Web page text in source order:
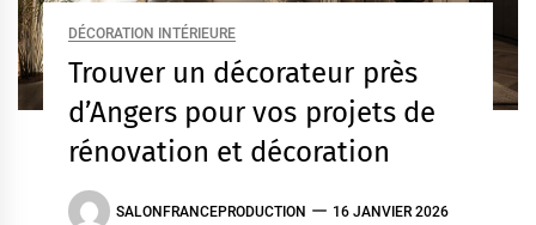
DÉCORATION INTÉRIEURE
Trouver un décorateur près
d’Angers pour vos projets de
rénovation et décoration
SALONFRANCEPRODUCTION 16 JANVIER 2026